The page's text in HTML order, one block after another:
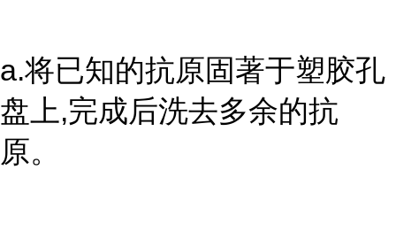
a.将已知的抗原固著于塑胶孔
盘上,完成后洗去多余的抗
原。